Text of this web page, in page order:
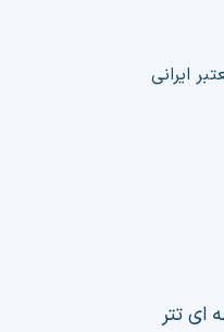
ایرانی
تتر